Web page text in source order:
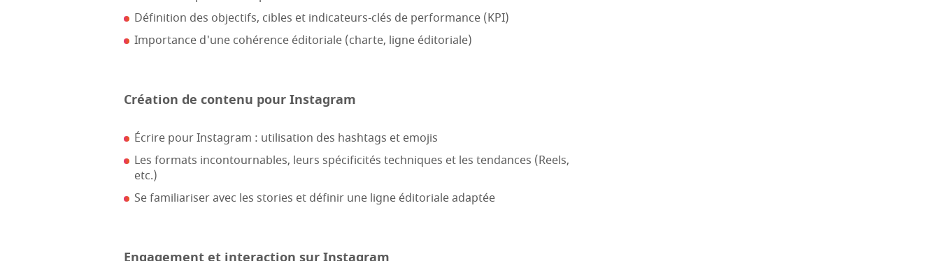
Définition des objectifs, cibles et indicateurs-clés de performance (KPI)
Importance d'une cohérence éditoriale (charte, ligne éditoriale)
Création de contenu pour Instagram
Écrire pour Instagram : utilisation des hashtags et emojis
Les formats incontournables, leurs spécificités techniques et les tendances (Reels,
etc.)
Se familiariser avec les stories et définir une ligne éditoriale adaptée